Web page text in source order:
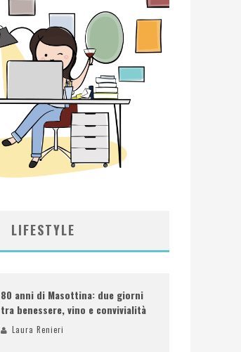
LIFESTYLE
80 anni di Masottina: due giorni
tra benessere, vino e convivialità
Laura Renieri